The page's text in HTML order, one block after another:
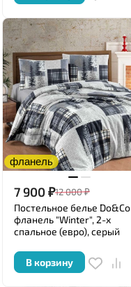
фланель
7 900₽12 000₽
Постельное белье Do&Co
фланель "Winter", 2-х
спальное (евро), серый
В корзину